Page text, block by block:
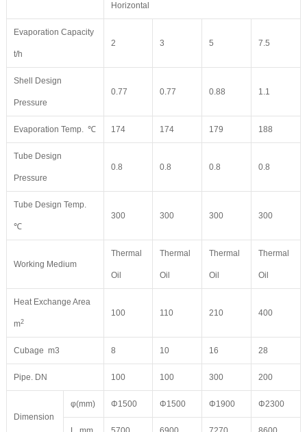
Horizontal
Evaporation Capacity
t/h
2 3 5 7.5
Shell Design
Pressure
0.77 0.77 0.88 1.1
Evaporation Temp. ℃ 174 174 179 188
Tube Design
Pressure
0.8 0.8 0.8 0.8
Tube Design Temp.
℃
300 300 300 300
Working Medium
Thermal
Oil
Thermal
Oil
Thermal
Oil
Thermal
Oil
Heat Exchange Area
m2
100 110 210 400
Cubage m3 8 10 16 28
Pipe. DN 100 100 300 200
Dimension
φ(mm) Φ1500 Φ1500 Φ1900 Φ2300